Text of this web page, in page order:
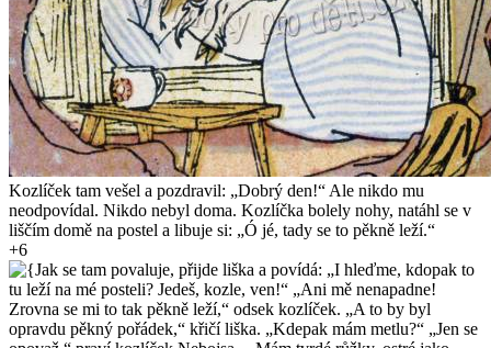
Kozlíček tam vešel a pozdravil: „Dobrý den!“ Ale nikdo mu
neodpovídal. Nikdo nebyl doma. Kozlíčka bolely nohy, natáhl se v
liščím domě na postel a libuje si: „Ó jé, tady se to pěkně leží.“
+6